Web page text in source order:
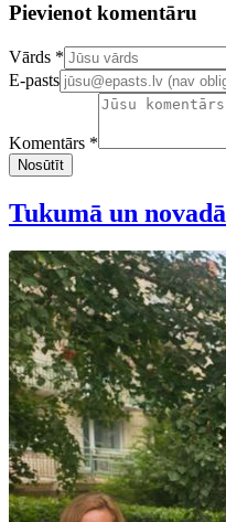
Pievienot komentāru
Confirm your email address
Vārds *
E-pasts
Komentārs *
Nosūtīt
Tukumā un novadā